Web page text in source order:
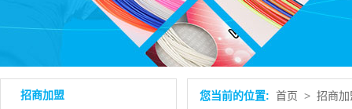
招商加盟 您当前的位置: 首页 > 招商加